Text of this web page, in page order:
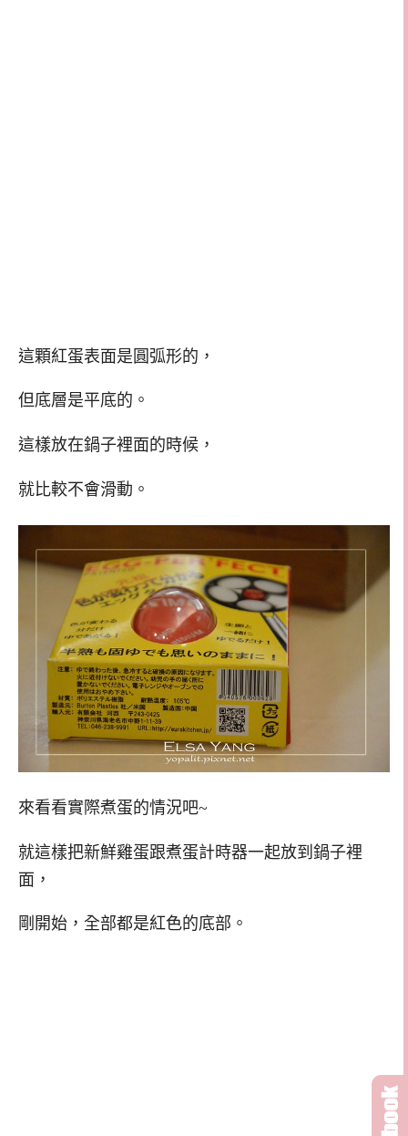
這顆紅蛋表面是圓弧形的，
但底層是平底的。
這樣放在鍋子裡面的時候，
就比較不會滑動。
來看看實際煮蛋的情況吧~
就這樣把新鮮雞蛋跟煮蛋計時器一起放到鍋子裡
面，
剛開始，全部都是紅色的底部。